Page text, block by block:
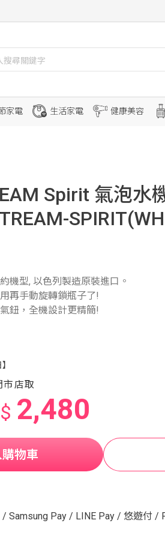
家電 生活家電 健康美容
Spirit 氣泡水
機型, 以色列製造原裝進口。
再手動旋轉鎖瓶子了!
鈕，全機設計更精簡!
市店取
2,480
物車
/ Samsung Pay / LINE Pay / 悠遊付 /